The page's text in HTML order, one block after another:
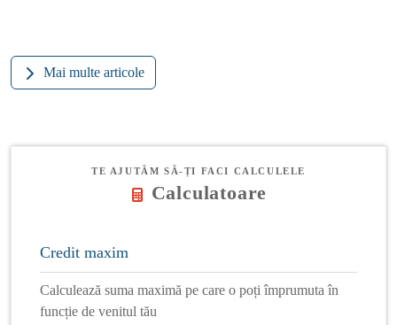
Mai multe articole
TE AJUTĂM SĂ-ȚI FACI CALCULELE
Calculatoare
Credit maxim
Calculează suma maximă pe care o poți împrumuta în
funcție de venitul tău